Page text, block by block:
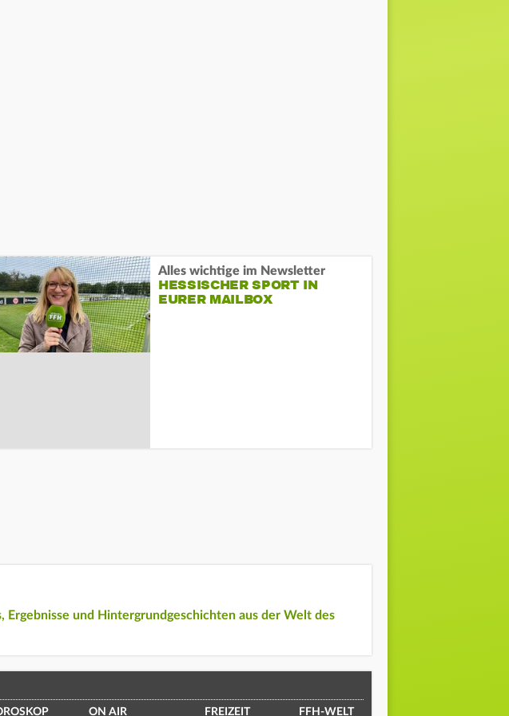
Alles wichtige im Newsletter
HESSISCHER SPORT IN
EURER MAILBOX
und Hintergrundgeschichten aus der Welt des
ON AIR FREIZEIT FFH-WELT